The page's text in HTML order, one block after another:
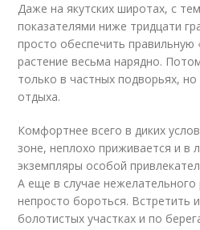
Даже на якутских широтах, с
показателями ниже тридцати
просто обеспечить правильную
растение весьма нарядно.
только в частных подворьях,
отдыха.
Комфортнее всего в диких
зоне, неплохо приживается и в
экземпляры особой
А еще в случае нежелательного
непросто бороться. Встретить
болотистых участках и по